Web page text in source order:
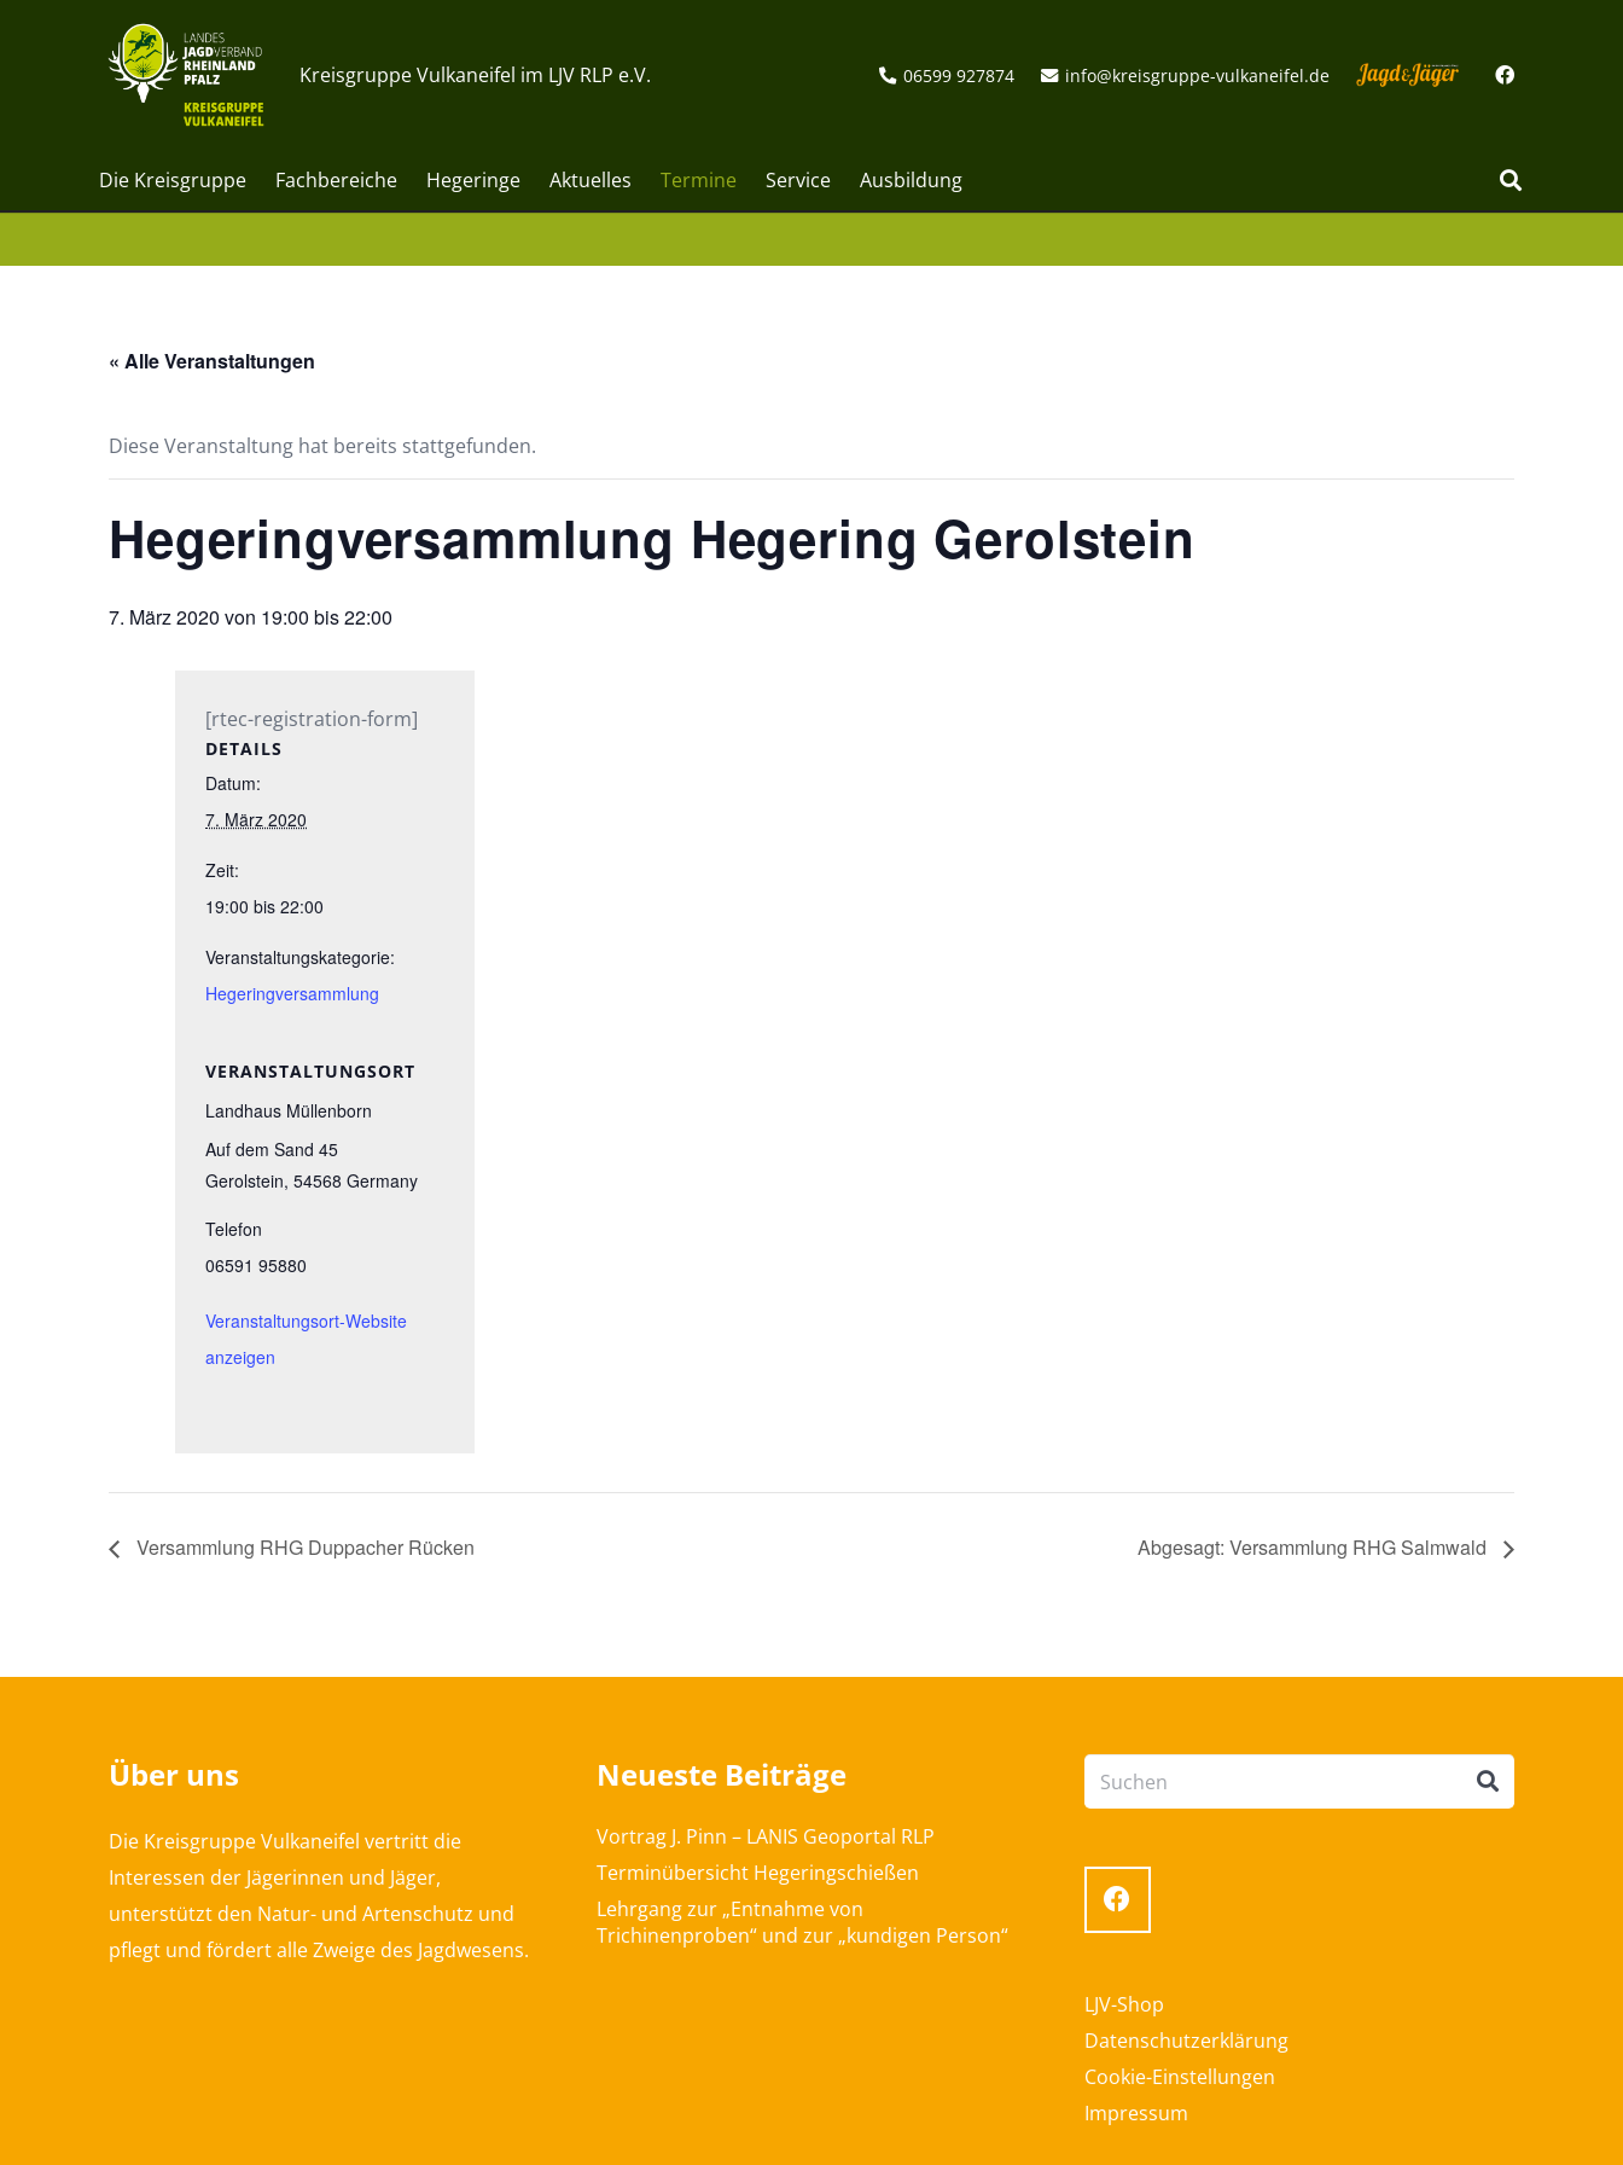
Kreisgruppe Vulkaneifel im LJV RLP e.V. 06599 927874 info@kreisgruppe-vulkaneifel.de
Die Kreisgruppe Fachbereiche Hegeringe Aktuelles Termine Service Ausbildung
« Alle Veranstaltungen
Diese Veranstaltung hat bereits stattgefunden.
Hegeringversammlung Hegering Gerolstein
7. März 2020 von 19:00 bis22:00
[rtec-registration-form]
DETAILS
Datum:
7. März 2020
Zeit:
19:00 bis 22:00
Veranstaltungskategorie:
Hegeringversammlung
VERANSTALTUNGSORT
Landhaus Müllenborn
Auf dem Sand 45
Gerolstein, 54568 Germany
Telefon
06591 95880
Veranstaltungsort-Website
anzeigen
Versammlung RHG Duppacher Rücken Abgesagt: Versammlung RHG Salmwald
Über uns
Die Kreisgruppe Vulkaneifel vertritt die
Interessen der Jägerinnen und Jäger,
unterstützt den Natur- und Artenschutz und
pflegt und fördert alle Zweige des Jagdwesens.
Neueste Beiträge
Vortrag J. Pinn – LANIS Geoportal RLP
Terminübersicht Hegeringschießen
Lehrgang zur „Entnahme von
Trichinenproben“ und zur „kundigen Person“
LJV-Shop
Datenschutzerklärung
Cookie-Einstellungen
Impressum